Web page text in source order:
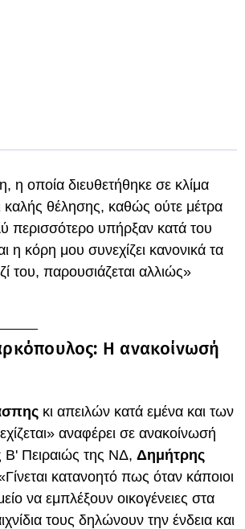
η οποία διευθετήθηκε σε κλίμα
καλής θέλησης, καθώς ούτε μέτρα
περισσότερο υπήρξαν κατά του
η κόρη μου συνεχίζει κανονικά τα
του, παρουσιάζεται αλλιώς»
Η ανακοίνωσή
κι απειλών κατά εμένα και των
αναφέρει σε ανακοίνωσή
Β' Πειραιώς της ΝΔ, Δημήτρης
κατανοητό πως όταν κάποιοι
να εμπλέξουν οικογένειες στα
τους δηλώνουν την ένδεια και